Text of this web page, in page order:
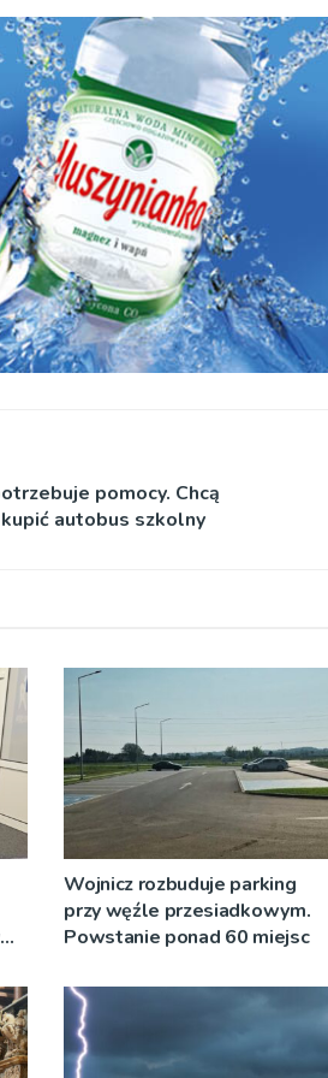
pomocy. Chcą
autobus szkolny
Wojnicz rozbuduje parking
przy węźle przesiadkowym.
Powstanie ponad 60 miejsc